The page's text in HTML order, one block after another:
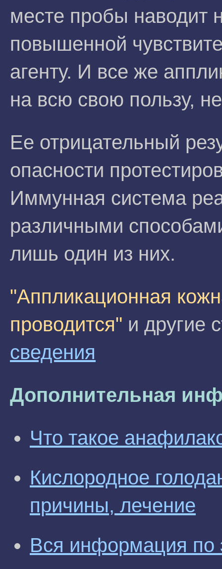
месте пробы наводит
повышенной
агенту. И все же
на всю свою пользу,
Ее отрицательный
опасности
Иммунная система
различными
лишь один из них.
"Аппликационная
проводится" и другие
сведения
Дополнительная
Что такое
Кислородное
причины, лечение
Вся информация по